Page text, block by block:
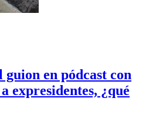
guion en pódcast con
expresidentes, ¿qué